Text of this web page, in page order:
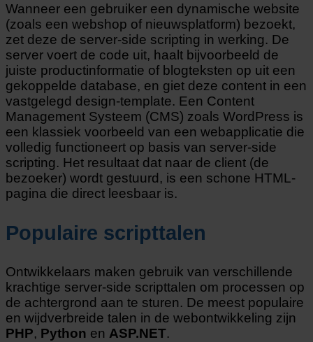
Wanneer een gebruiker een dynamische website
(zoals een webshop of nieuwsplatform) bezoekt,
zet deze de server-side scripting in werking. De
server voert de code uit, haalt bijvoorbeeld de
juiste productinformatie of blogteksten op uit een
gekoppelde database, en giet deze content in een
vastgelegd design-template. Een Content
Management Systeem (CMS) zoals WordPress is
een klassiek voorbeeld van een webapplicatie die
volledig functioneert op basis van server-side
scripting. Het resultaat dat naar de client (de
bezoeker) wordt gestuurd, is een schone HTML-
pagina die direct leesbaar is.
Populaire scripttalen
Ontwikkelaars maken gebruik van verschillende
krachtige server-side scripttalen om processen op
de achtergrond aan te sturen. De meest populaire
en wijdverbreide talen in de webontwikkeling zijn
PHP, Python en ASP.NET.